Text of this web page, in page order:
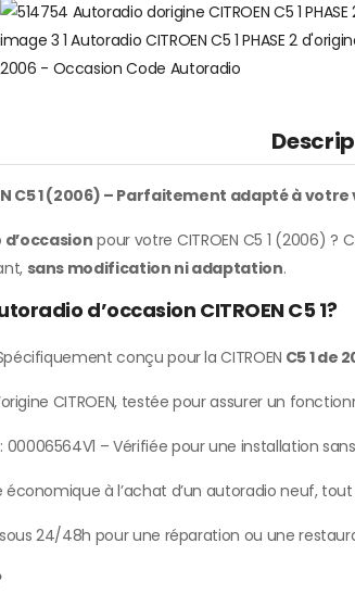
C5 1 (2006) – Parfaitement adapté à votre
pour votre CITROEN C5 1 (2006)
sans modification ni adaptation.
d’occasion CITROEN C5 1?
conçu pour la CITROEN C5 1 de
CITROEN, testée pour assurer un
: 00006564V1 – Vérifiée pour une installation
économique à l’achat d’un autoradio neuf,
sous 24/48h pour une réparation ou une